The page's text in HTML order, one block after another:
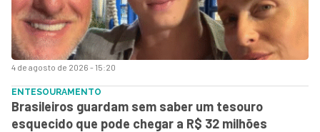
4 de agosto de 2026 - 15:20
ENTESOURAMENTO
Brasileiros guardam sem saber um tesouro
esquecido que pode chegar a R$ 32 milhões